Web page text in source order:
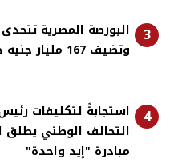
3
البورصة المصرية
وتضيف 167 مليار جنيه خلال أسبوع
4
استجابةً لتكليفات
التحالف الوطني يطلق
مبادرة "إيد واحدة"